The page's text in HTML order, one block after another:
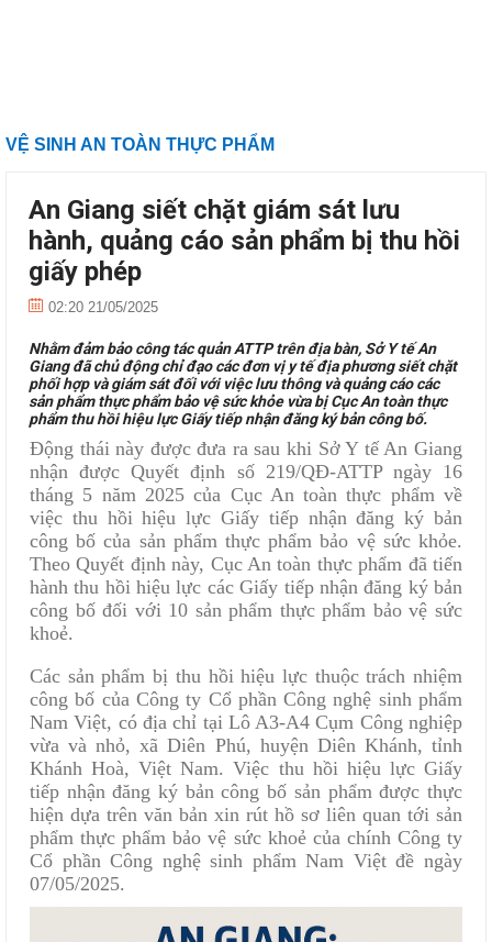
VỆ SINH AN TOÀN THỰC PHẨM
An Giang siết chặt giám sát lưu
hành, quảng cáo sản phẩm bị thu hồi
giấy phép
02:20 21/05/2025
Nhằm đảm bảo công tác quản ATTP trên địa bàn, Sở Y tế An
Giang đã chủ động chỉ đạo các đơn vị y tế địa phương siết chặt
phối hợp và giám sát đối với việc lưu thông và quảng cáo các
sản phẩm thực phẩm bảo vệ sức khỏe vừa bị Cục An toàn thực
phẩm thu hồi hiệu lực Giấy tiếp nhận đăng ký bản công bố.
Động thái này được đưa ra sau khi Sở Y tế An Giang
nhận được Quyết định số 219/QĐ-ATTP ngày 16
tháng 5 năm 2025 của Cục An toàn thực phẩm về
việc thu hồi hiệu lực Giấy tiếp nhận đăng ký bản
công bố của sản phẩm thực phẩm bảo vệ sức khỏe.
Theo Quyết định này, Cục An toàn thực phẩm đã tiến
hành thu hồi hiệu lực các Giấy tiếp nhận đăng ký bản
công bố đối với 10 sản phẩm thực phẩm bảo vệ sức
khoẻ.
Các sản phẩm bị thu hồi hiệu lực thuộc trách nhiệm
công bố của Công ty Cổ phần Công nghệ sinh phẩm
Nam Việt, có địa chỉ tại Lô A3-A4 Cụm Công nghiệp
vừa và nhỏ, xã Diên Phú, huyện Diên Khánh, tỉnh
Khánh Hoà, Việt Nam. Việc thu hồi hiệu lực Giấy
tiếp nhận đăng ký bản công bố sản phẩm được thực
hiện dựa trên văn bản xin rút hồ sơ liên quan tới sản
phẩm thực phẩm bảo vệ sức khoẻ của chính Công ty
Cổ phần Công nghệ sinh phẩm Nam Việt đề ngày
07/05/2025.